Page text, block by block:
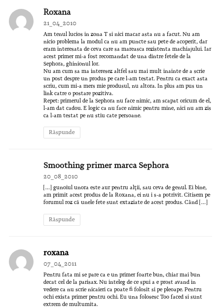
Roxana
21_04_2010
Am tenul lucios in zona T si nici macar asta nu a facut. Nu am
nicio problema la modul ca nu am puncte sau pete de acoperit, dar
eram interesata de ceva care sa mareasca rezistenta machiajului. Iar
acest primer mi-a fost recomandat de una dintre fetele de la
Sephora, ghinionul lor.
Nu am cum sa ma interesez altfel sau mai mult inainte de a scrie
un post despre un produs pe care l-am testat. Pentru ca exact asta
scriu, cum mi-a mers mie produsul, nu altora. In plus am pus un
link catre o postare pozitiva.
Repet: primerul de la Sephora nu face nimic, am scapat oricum de el,
l-am dat cadou. E logic ca nu face nimic pentru mine, nici nu am zis
ca l-am testat pe nu stiu cate persoane.
Răspunde
Smoothing primer marca Sephora
20_08_2010
[…] gunoiul unora este aur pentru alţii, sau ceva de genul. Ei bine,
am primit acest produs de la Roxana, ei nu i s-a potrivit. Citisem pe
forumul roz că unele fete sunt extaziate de acest produs. Când […]
Răspunde
roxana
07_04_2011
Pentru fata mi se pare ca e un primer foarte bun, chiar mai bun
decat cel de la parisax. Nu inteleg de ce spui a e prost avand in
vedere ca nu scrie nicaieri ca poate fi folosit si pe pleoape. Pentru
ochi exista primer pentru ochi. Eu una folosesc Too faced si sunt
extrem de multumita.